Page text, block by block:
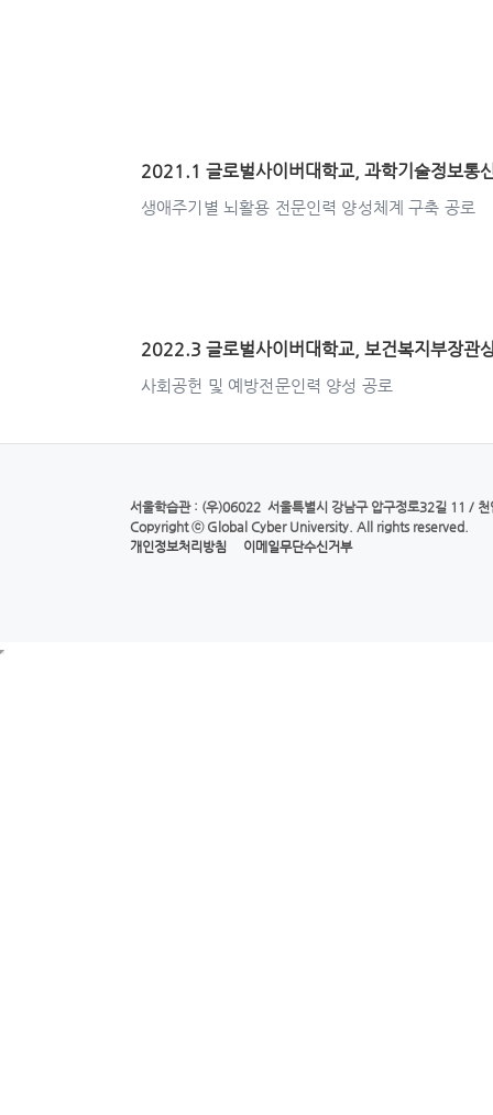
2021.1 글로벌사이버대학교, 과학기술정보통
생애주기별 뇌활용 전문인력 양성체계 구축 공로
2022.3 글로벌사이버대학교, 보건복지부장관
사회공헌 및 예방전문인력 양성 공로
서울학습관: (우)06022 서울특별시 강남구 압구정로32길 11 / 천
Copyright ⓒ Global Cyber University. All rights reserved.
개인정보처리방침
이메일무단수신거부